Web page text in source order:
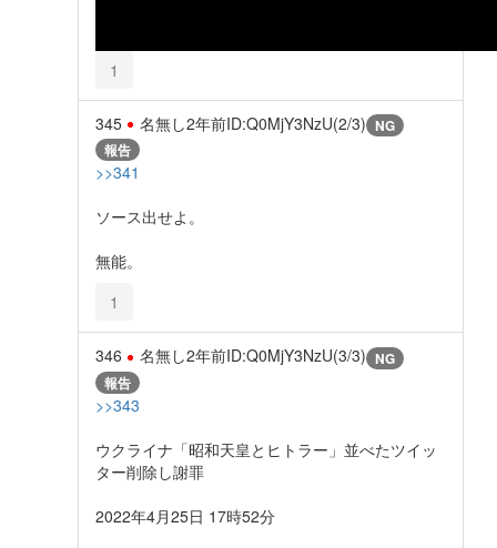
1
345 名無し2年前ID:Q0MjY3NzU(2/3) NG
報告
>>341
ソース出せよ。
無能。
1
346 名無し2年前ID:Q0MjY3NzU(3/3) NG
報告
>>343
ウクライナ「昭和天皇とヒトラー」並べたツイッ
ター削除し謝罪
2022年4月25日 17時52分